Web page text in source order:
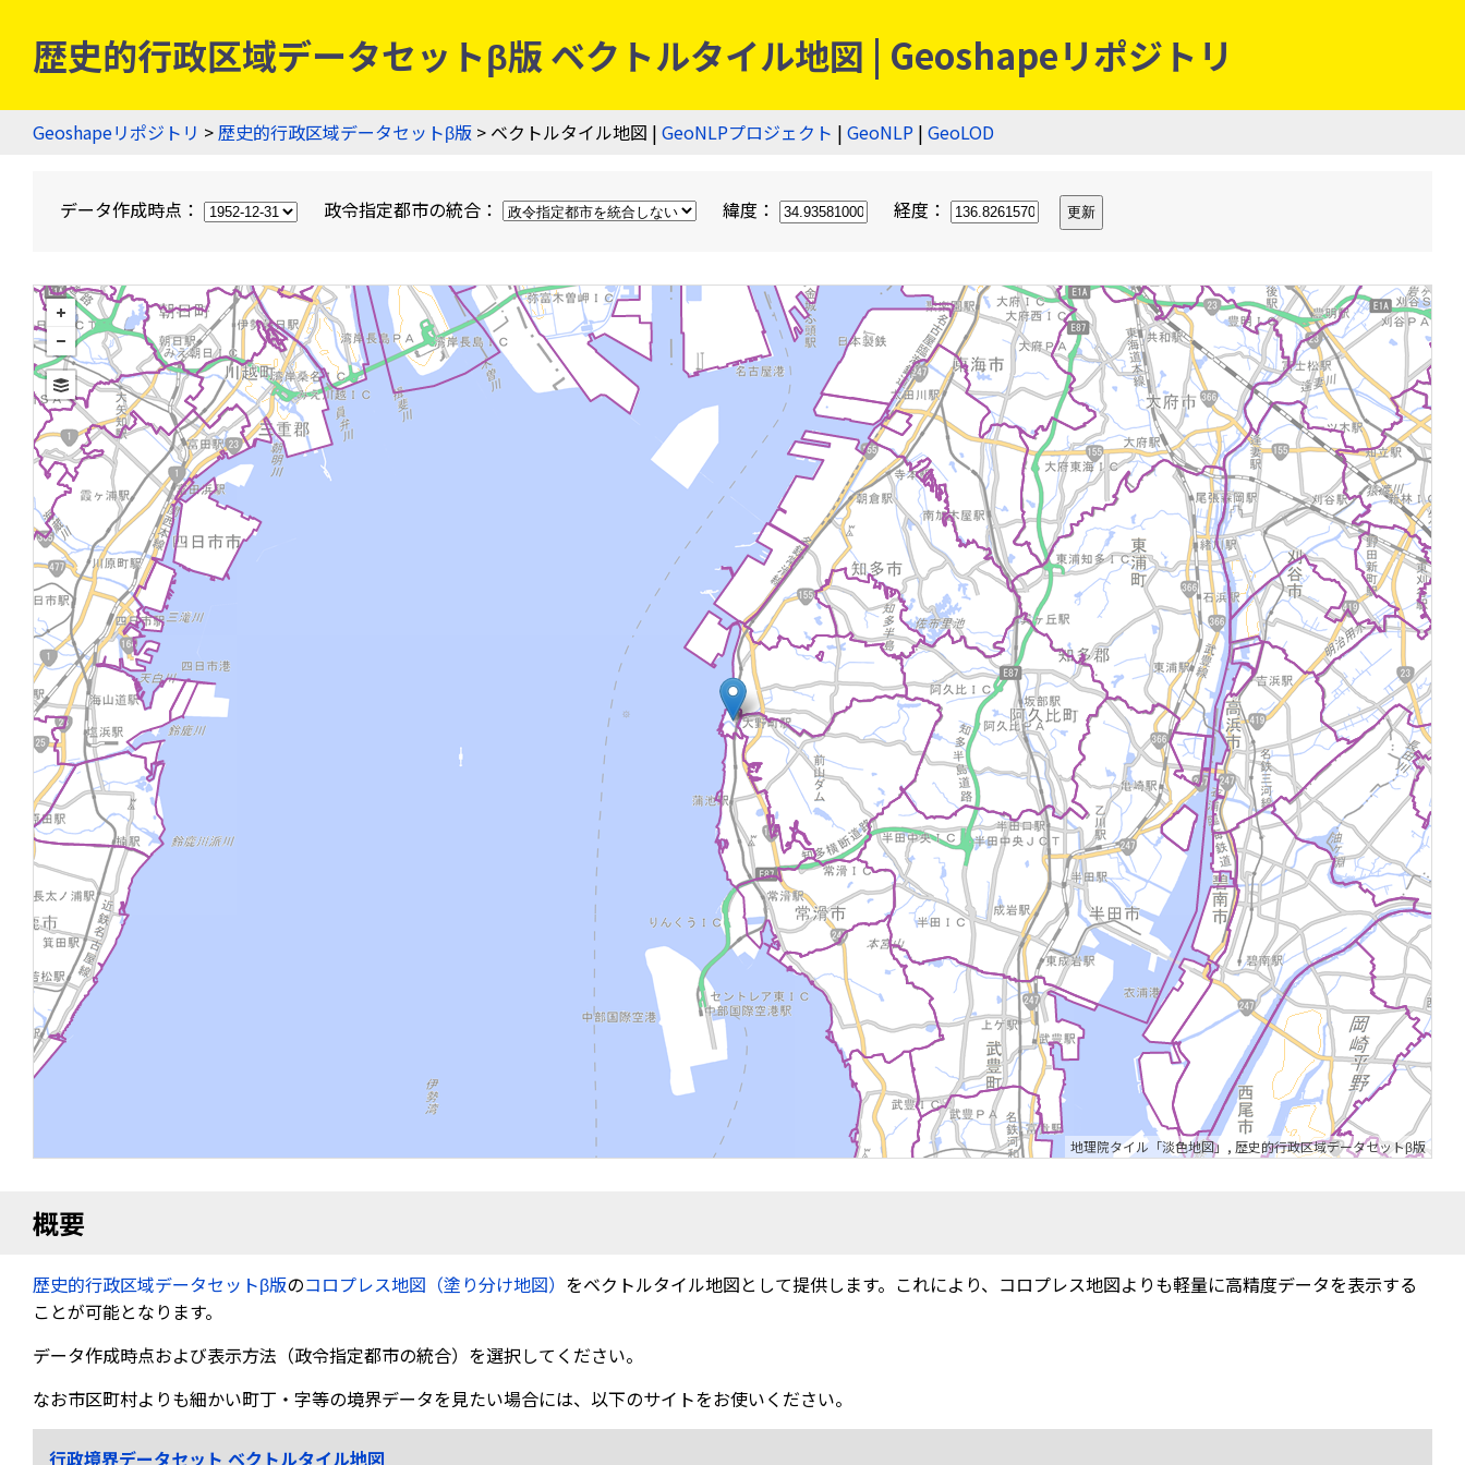
歴史的行政区域データセットβ版 ベクトルタイル地図 | Geoshapeリポジトリ
Geoshapeリポジトリ >歴史的行政区域データセットβ版 > ベクトルタイル地図 | GeoNLPプロジェクト | GeoNLP | GeoLOD
データ作成時点： 政令指定都市の統合： 緯度： 経度：
地理院タイル「淡色地図」 , 歴史的行政区域データセットβ版
概要
歴史的行政区域データセットβ版のコロプレス地図（塗り分け地図） をベクトルタイル地図として提供します。これにより、コロプレス地図よりも軽量に高精度データを表示する
ことが可能となります。
データ作成時点および表示方法（政令指定都市の統合）を選択してください。
なお市区町村よりも細かい町丁・字等の境界データを見たい場合には、以下のサイトをお使いください。
行政境界データセット ベクトルタイル地図